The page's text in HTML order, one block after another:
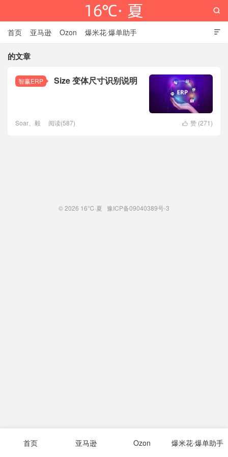
16℃·夏

首页 亚马逊 Ozon 爆米花·爆单助手

的文章
智赢ERP Size 变体尺寸识别说明
 赞 (271)
Soar、毅 阅读(587)
© 2026 16℃·夏 豫ICP备09040389号-3
首页 亚马逊 Ozon 爆米花·爆单助手